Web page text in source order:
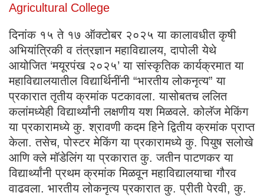
Agricultural College
दिनांक १५ ते १७ ऑक्टोबर २०२५ या कालावधीत कृषी
अभियांत्रिकी व तंत्रज्ञान महाविद्यालय, दापोली येथे
आयोजित ‘मयूरपंख २०२५’ या सांस्कृतिक कार्यक्रमात या
महाविद्यालयातील विद्यार्थिनींनी “भारतीय लोकनृत्य” या
प्रकारात तृतीय क्रमांक पटकावला. यासोबतच ललित
कलांमध्येही विद्यार्थ्यांनी लक्षणीय यश मिळवले. कोलॅज मेकिंग
या प्रकारामध्ये कु. श्रावणी कदम हिने द्वितीय क्रमांक प्राप्त
केला. तसेच, पोस्टर मेकिंग या प्रकारामध्ये कु. पियुष सलोखे
आणि क्ले मॉडेलिंग या प्रकारात कु. जतीन पाटणकर या
विद्यार्थ्यांनी प्रथम क्रमांक मिळवून महाविद्यालयाचा गौरव
वाढवला. भारतीय लोकनृत्य प्रकारात कु. प्रीती पेरवी, कु.